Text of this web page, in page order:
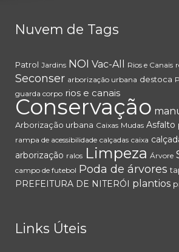
Nuvem de Tags
Patrol Jardins NOI Vac-All Rios e Canais
Seconser arborização urbana destoca
guarda corpo rios e canais
Conservação
Arborização urbana Caixas Mudas Asfalto
rampa de acessibilidade calçadas caixa
arborização ralos Limpeza Árvore
campo de futebol Poda de árvores
PREFEITURA DE NITERÓI plantios
Links Úteis